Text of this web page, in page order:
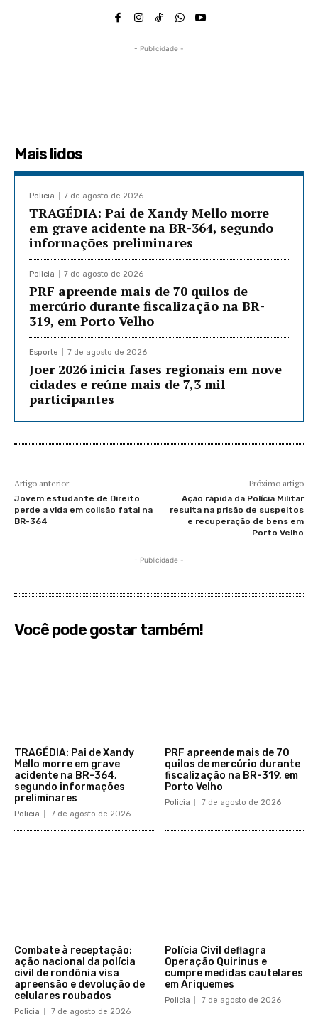
- Publicidade -
Mais lidos
Policia 7 de agosto de 2026
TRAGÉDIA: Pai de Xandy Mello morre
em grave acidente na BR-364, segundo
informações preliminares
Policia 7 de agosto de 2026
PRF apreende mais de 70 quilos de
mercúrio durante fiscalização na BR-
319, em Porto Velho
Esporte 7 de agosto de 2026
Joer 2026 inicia fases regionais em nove
cidades e reúne mais de 7,3 mil
participantes
Artigo anterior
Jovem estudante de Direito
perde a vida em colisão fatal na
BR-364
Próximo artigo
Ação rápida da Polícia Militar
resulta na prisão de suspeitos
e recuperação de bens em
Porto Velho
- Publicidade -
Você pode gostar também!
TRAGÉDIA: Pai de Xandy
Mello morre em grave
acidente na BR-364,
segundo informações
preliminares
Policia 7 de agosto de 2026
PRF apreende mais de 70
quilos de mercúrio durante
fiscalização na BR-319, em
Porto Velho
Policia 7 de agosto de 2026
Combate à receptação:
ação nacional da polícia
civil de rondônia visa
apreensão e devolução de
celulares roubados
Policia 7 de agosto de 2026
Polícia Civil deflagra
Operação Quirinus e
cumpre medidas cautelares
em Ariquemes
Policia 7 de agosto de 2026